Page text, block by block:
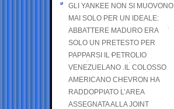
GLI YANKEE NON SI MUOVONO
MAI SOLO PER UN IDEALE:
ABBATTERE MADURO ERA
SOLO UN PRETESTO PER
PAPPARSI IL PETROLIO
VENEZUELANO .IL COLOSSO
AMERICANO CHEVRON HA
RADDOPPIATO L’AREA
ASSEGNATA ALLA JOINT